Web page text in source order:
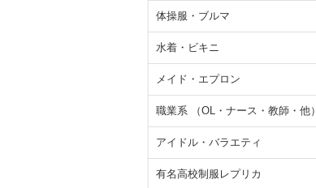
体操服・ブルマ
水着・ビキニ
メイド・エプロン
職業系 （OL・ナース・教師・他）
アイドル・バラエティ
有名高校制服レプリカ